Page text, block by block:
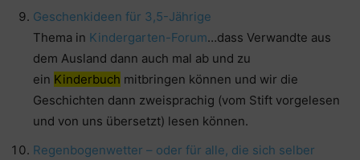
Geschenkideen für 3,5-Jährige
Thema in Kindergarten-Forum…dass Verwandte aus
dem Ausland dann auch mal ab und zu
ein Kinderbuch mitbringen können und wir die
Geschichten dann zweisprachig (vom Stift vorgelesen
und von uns übersetzt) lesen können.
Regenbogenwetter – oder für alle, die sich selber